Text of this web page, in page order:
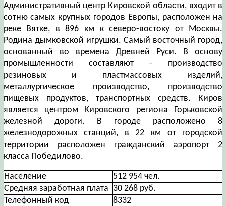
Административный центр Кировской области, входит в
сотню самых крупных городов Европы, расположен на
реке Вятке, в 896 км к северо-востоку от Москвы.
Родина дымковской игрушки. Самый восточный город,
основанный во времена Древней Руси. В основу
промышленности составляют - производство
резиновых и пластмассовых изделий,
металлургическое производство, производство
пищевых продуктов, транспортных средств. Киров
является центром Кировского региона Горьковской
железной дороги. В городе расположено 8
железнодорожных станций, в 22 км от городской
территории расположен гражданский аэропорт 2
класса Победилово.
Население
512 954 чел.
Средняя заработная плата 30 268 руб.
Телефонный код
8332